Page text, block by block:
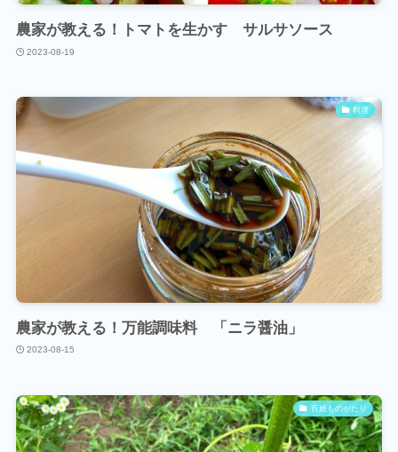
農家が教える！トマトを生かす サルサソース
2023-08-19
料理
農家が教える！万能調味料 「ニラ醤油」
2023-08-15
百姓ものがたり